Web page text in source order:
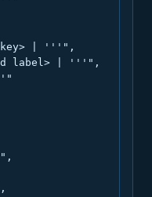
| '''",
label> | '''",